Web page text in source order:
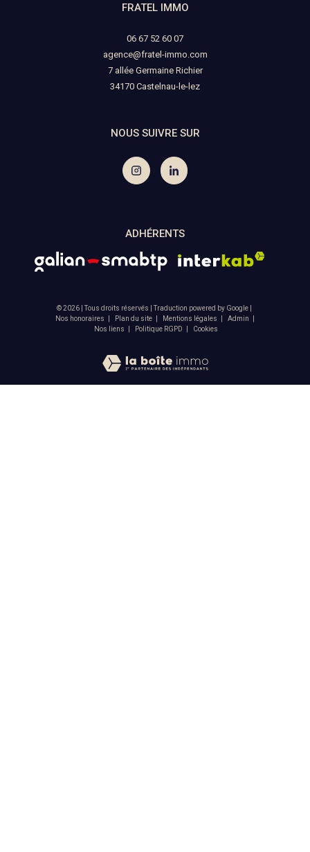
FRATEL IMMO
06 67 52 60 07
agence@fratel-immo.com
7 allée Germaine Richier
34170
castelnau-le-lez
NOUS SUIVRE SUR
ADHÉRENTS
© 2026 | Tous droits réservés | Traduction powered by Google |
Nos honoraires
Plan du site Mentions légales
Admin
Nos liens
Politique RGPD Cookies